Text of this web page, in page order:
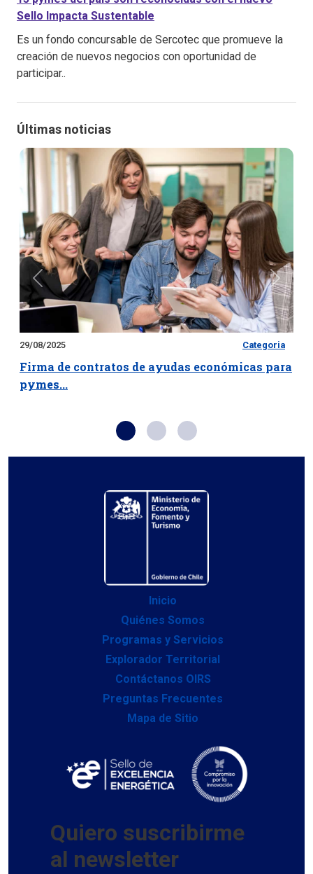
Sello Impacta Sustentable
Es un fondo concursable de Sercotec que promueve la
creación de nuevos negocios con oportunidad de
participar..
Últimas noticias
29/08/2025 Categoria
Firma de contratos de ayudas económicas para
pymes...
Anterior
Inicio
Quiénes Somos
Programas y Servicios
Explorador Territorial
Contáctanos OIRS
Preguntas Frecuentes
Mapa de Sitio
Quiero suscribirme
al newsletter